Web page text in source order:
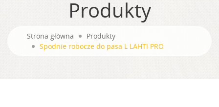
Produkty
Strona główna
Produkty
Spodnie robocze do pasa L LAHTI PRO